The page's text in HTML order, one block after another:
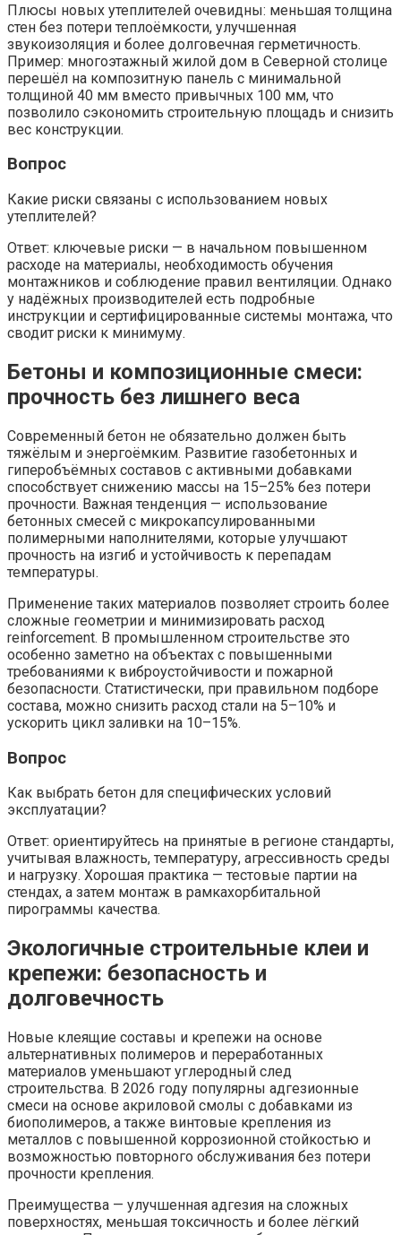
Плюсы новых утеплителей очевидны: меньшая толщина
стен без потери теплоёмкости, улучшенная
звукоизоляция и более долговечная герметичность.
Пример: многоэтажный жилой дом в Северной столице
перешёл на композитную панель с минимальной
толщиной 40 мм вместо привычных 100 мм, что
позволило сэкономить строительную площадь и снизить
вес конструкции.
Вопрос
Какие риски связаны с использованием новых
утеплителей?
Ответ: ключевые риски — в начальном повышенном
расходе на материалы, необходимость обучения
монтажников и соблюдение правил вентиляции. Однако
у надёжных производителей есть подробные
инструкции и сертифицированные системы монтажа, что
сводит риски к минимуму.
Бетоны и композиционные смеси:
прочность без лишнего веса
Современный бетон не обязательно должен быть
тяжёлым и энергоёмким. Развитие газобетонных и
гиперобъёмных составов с активными добавками
способствует снижению массы на 15–25% без потери
прочности. Важная тенденция — использование
бетонных смесей с микрокапсулированными
полимерными наполнителями, которые улучшают
прочность на изгиб и устойчивость к перепадам
температуры.
Применение таких материалов позволяет строить более
сложные геометрии и минимизировать расход
reinforcement. В промышленном строительстве это
особенно заметно на объектах с повышенными
требованиями к виброустойчивости и пожарной
безопасности. Статистически, при правильном подборе
состава, можно снизить расход стали на 5–10% и
ускорить цикл заливки на 10–15%.
Вопрос
Как выбрать бетон для специфических условий
эксплуатации?
Ответ: ориентируйтесь на принятые в регионе стандарты,
учитывая влажность, температуру, агрессивность среды
и нагрузку. Хорошая практика — тестовые партии на
стендах, а затем монтаж в рамкахорбитальной
пирограммы качества.
Экологичные строительные клеи и
крепежи: безопасность и
долговечность
Новые клеящие составы и крепежи на основе
альтернативных полимеров и переработанных
материалов уменьшают углеродный след
строительства. В 2026 году популярны адгезионные
смеси на основе акриловой смолы с добавками из
биополимеров, а также винтовые крепления из
металлов с повышенной коррозионной стойкостью и
возможностью повторного обслуживания без потери
прочности крепления.
Преимущества — улучшенная адгезия на сложных
поверхностях, меньшая токсичность и более лёгкий